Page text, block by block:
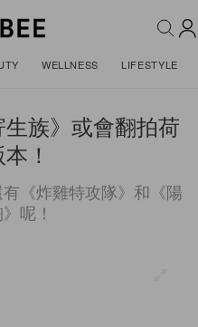
WELLNESS LIFESTYLE
族》或會翻拍荷
！
《炸雞特攻隊》和《陽
呢！